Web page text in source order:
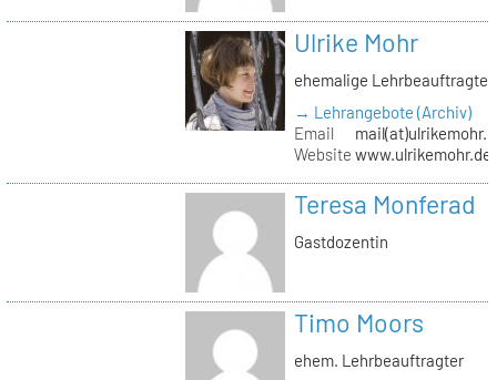
Ulrike Mohr
ehemalige Lehrbeauftragte
→ Lehrangebote (Archiv)
Email
Website www.ulrikemohr.de
Teresa Monferad
Gastdozentin
Timo Moors
ehem. Lehrbeauftragter